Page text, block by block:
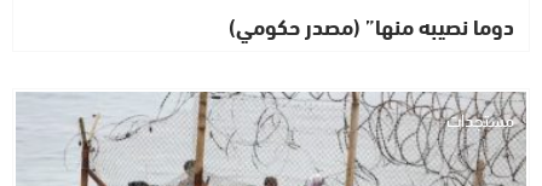
دوما نصيبه منها” (مصدر حكومي)
مستجدات